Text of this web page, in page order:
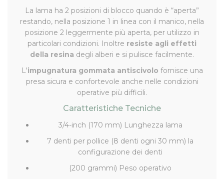
La lama ha 2 posizioni di blocco quando è “aperta”
restando, nella posizione 1 in linea con il manico, nella
posizione 2 leggermente più aperta, per utilizzo in
particolari condizioni. Inoltre resiste agli effetti
della resina degli alberi e si pulisce facilmente.
L'impugnatura gommata antiscivolo fornisce una
presa sicura e confortevole anche nelle condizioni
operative più difficili.
Caratteristiche Tecniche
3/4-inch (170 mm) Lunghezza lama
7 denti per pollice (8 denti ogni 30 mm) la
configurazione dei denti
(200 grammi) Peso operativo